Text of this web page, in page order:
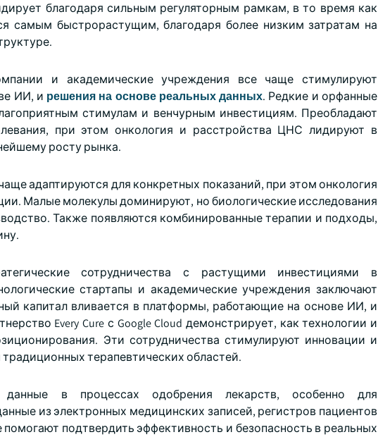
благодаря сильным регуляторным рамкам, в то время как
самым быстрорастущим, благодаря более низким затратам на
и академические учреждения все чаще стимулируют
ИИ, и решения на основе реальных данных. Редкие и орфанные
стимулам и венчурным инвестициям. Преобладают
при этом онкология и расстройства ЦНС лидируют в
росту рынка.
адаптируются для конкретных показаний, при этом онкология
Малые молекулы доминируют, но биологические исследования
Также появляются комбинированные терапии и подходы,
сотрудничества с растущими инвестициями в
стартапы и академические учреждения заключают
капитал вливается в платформы, работающие на основе ИИ, и
Every Cure с Google Cloud демонстрирует, как технологии и
Эти сотрудничества стимулируют инновации и
терапевтических областей.
в процессах одобрения лекарств, особенно для
из электронных медицинских записей, регистров пациентов
подтвердить эффективность и безопасность в реальных